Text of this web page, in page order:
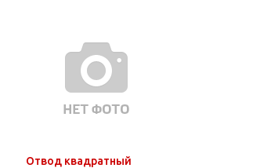
Отвод квадратный